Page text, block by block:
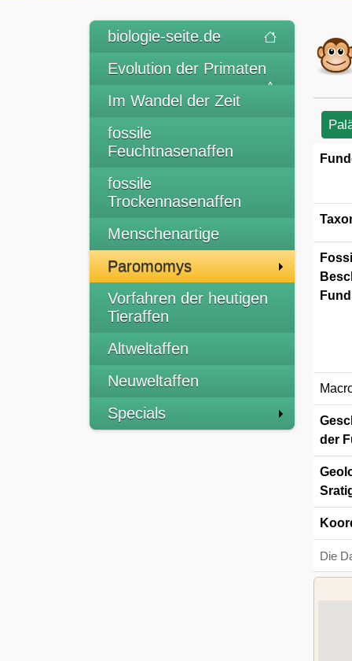
biologie-seite.de
Evolution der Primaten
Im Wandel der Zeit
fossile
Feuchtnasenaffen
fossile
Trockennasenaffen
Menschenartige
Paromomys
Vorfahren der heutigen
Tieraffen
Altweltaffen
Neuweltaffen
Specials
der
Die